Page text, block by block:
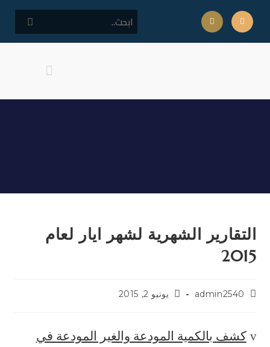
التقارير الشهرية لشهر ايار لعام
2015
admin2540 يونيو 2, 2015
v كشف بالكمية المودعة والغير المودعة في